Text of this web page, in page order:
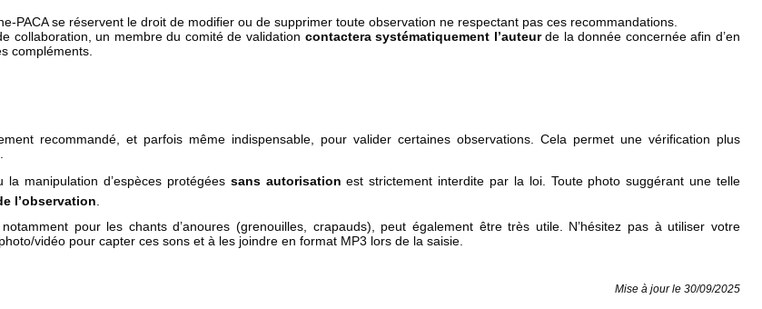
PACA se réservent le droit de modifier ou de supprimer toute observation ne respectant pas ces recommandations.
collaboration, un membre du comité de validation contactera systématiquement l’auteurde la donnée concernée afin d’en
compléments.
recommandé, et parfois même indispensable, pour valider certaines observations. Cela permet une vérification plus
la manipulation d’espèces protégées sans autorisation est strictement interdite par la loi. Toute photo suggérant une telle
l’observation.
pour les chants d’anoures (grenouilles, crapauds), peut également être très utile. N’hésitez pas à utiliser votre
vidéo pour capter ces sons et à les joindre en format MP3 lors de la saisie.
Mise à jour le 30/09/2025